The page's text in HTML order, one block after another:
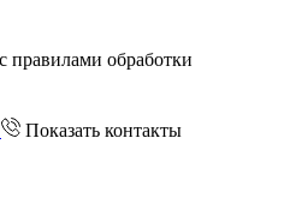
правилами обработки
Показать контакты